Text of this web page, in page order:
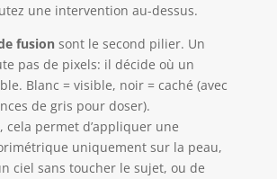
une intervention au-dessus.
fusion sont le second pilier. Un
pas de pixels: il décide où un
Blanc = visible, noir = caché (avec
de gris pour doser).
cela permet d’appliquer une
uniquement sur la peau,
ciel sans toucher le sujet, ou de